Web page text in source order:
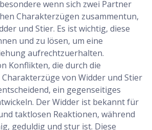
wenn sich zwei Partner
Charakterzügen zusammentun,
und Stier. Es ist wichtig, diese
und zu lösen, um eine
aufrechtzuerhalten.
Konflikten, die durch die
von Widder und Stier
ein gegenseitiges
Der Widder ist bekannt für
taktlosen Reaktionen, während
geduldig und stur ist. Diese